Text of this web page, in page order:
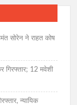
सोरेन ने राहत कोष
गिरफ्तार; 12 मवेशी
न्यायिक